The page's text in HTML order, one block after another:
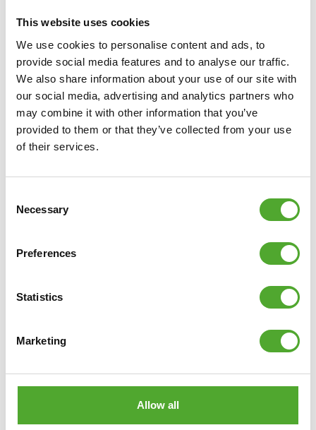
This website uses cookies
We use cookies to personalise content and ads, to
provide social media features and to analyse our traffic.
We also share information about your use of our site with
our social media, advertising and analytics partners who
may combine it with other information that you’ve
provided to them or that they’ve collected from your use
of their services.
Selection
Necessary
Preferences
Statistics
Marketing
Allow all
OLYMPISCHE LANGHANTELN -